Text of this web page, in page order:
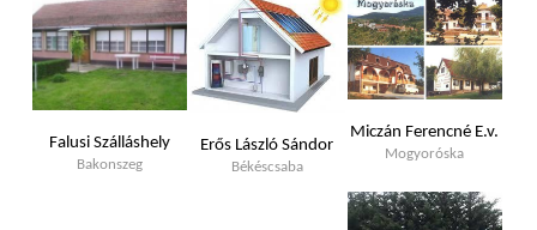
Falusi Szálláshely
Bakonszeg
Erős László Sándor
Békéscsaba
Miczán Ferencné E.v.
Mogyoróska